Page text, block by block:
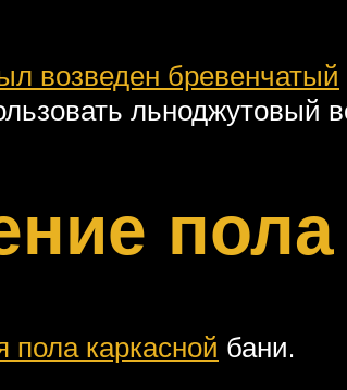
возведен бревенчатый
льноджутовый
пола каркасной бани.